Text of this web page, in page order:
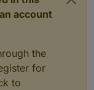
account
the
for
to